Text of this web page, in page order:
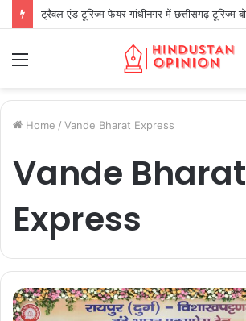
Home / Vande Bharat Express
Vande Bharat
Express